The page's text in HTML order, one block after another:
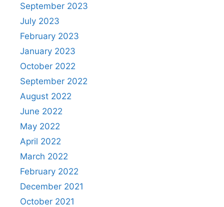
September 2023
July 2023
February 2023
January 2023
October 2022
September 2022
August 2022
June 2022
May 2022
April 2022
March 2022
February 2022
December 2021
October 2021